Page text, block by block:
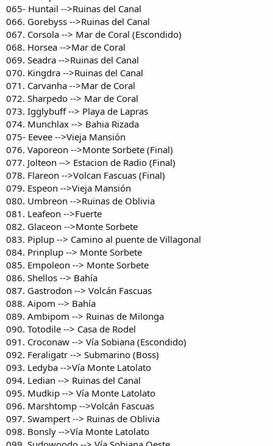
065- Huntail -->Ruinas del Canal
066. Gorebyss -->Ruinas del Canal
067. Corsola --> Mar de Coral (Escondido)
068. Horsea -->Mar de Coral
069. Seadra -->Ruinas del Canal
070. Kingdra -->Ruinas del Canal
071. Carvanha -->Mar de Coral
072. Sharpedo --> Mar de Coral
073. Igglybuff --> Playa de Lapras
074. Munchlax --> Bahia Rizada
075- Eevee -->Vieja Mansión
076. Vaporeon -->Monte Sorbete (Final)
077. Jolteon --> Estacion de Radio (Final)
078. Flareon -->Volcan Fascuas (Final)
079. Espeon -->Vieja Mansión
080. Umbreon -->Ruinas de Oblivia
081. Leafeon -->Fuerte
082. Glaceon -->Monte Sorbete
083. Piplup --> Camino al puente de Villagonal
084. Prinplup --> Monte Sorbete
085. Empoleon --> Monte Sorbete
086. Shellos --> Bahía
087. Gastrodon --> Volcán Fascuas
088. Aipom --> Bahía
089. Ambipom --> Ruinas de Milonga
090. Totodile --> Casa de Rodel
091. Croconaw --> Vía Sobiana (Escondido)
092. Feraligatr --> Submarino (Boss)
093. Ledyba -->Vía Monte Latolato
094. Ledian --> Ruinas del Canal
095. Mudkip --> Vía Monte Latolato
096. Marshtomp -->Volcán Fascuas
097. Swampert --> Ruinas de Oblivia
098. Bonsly -->Vía Monte Latolato